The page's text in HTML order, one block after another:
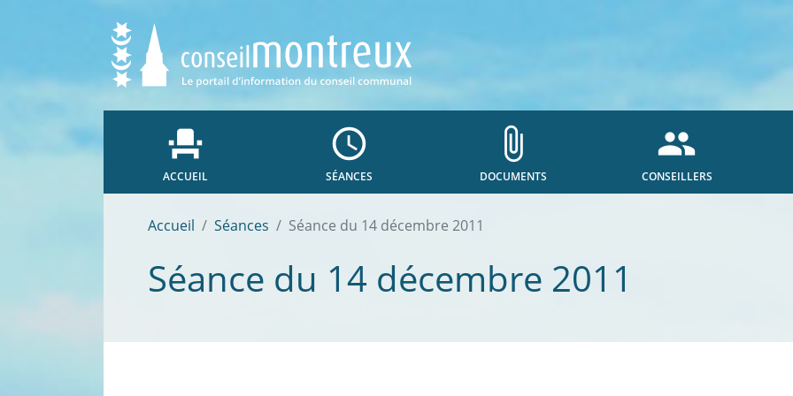
event_seat
ACCUEIL
access_time
SÉANCES
attach_file
DOCUMENTS
people
CONSEILLERS
Accueil Séances Séance du 14 décembre 2011
Séance du 14 décembre 2011